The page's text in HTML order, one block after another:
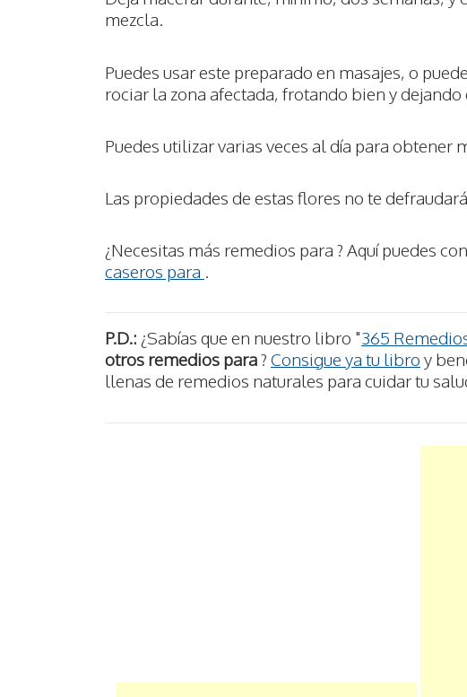
mezcla.
Puedes usar este preparado en masajes, o
rociar la zona afectada, frotando bien y dejando
Puedes utilizar varias veces al día para obtener
Las propiedades de estas flores no te
¿Necesitas más remedios para ? Aquí puedes
caseros para .
P.D.: ¿Sabías que en nuestro libro "365
otros remedios para? Consigue ya tu libro y
llenas de remedios naturales para cuidar tu